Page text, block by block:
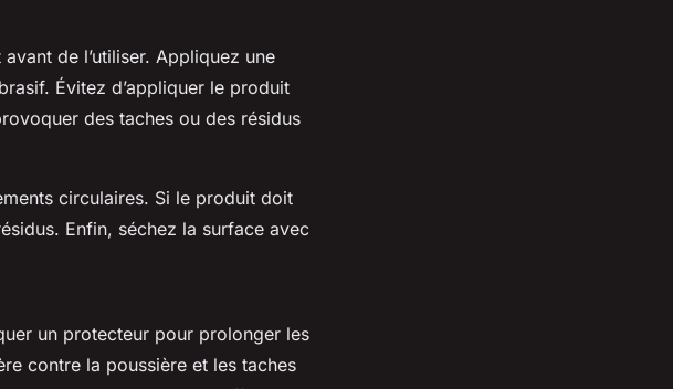
de l’utiliser. Appliquez une
Évitez d’appliquer le produit
des taches ou des résidus
circulaires. Si le produit doit
Enfin, séchez la surface avec
un protecteur pour prolonger les
contre la poussière et les taches